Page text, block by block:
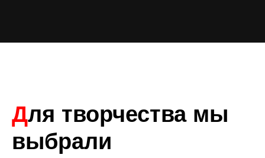
Для творчества мы
выбрали